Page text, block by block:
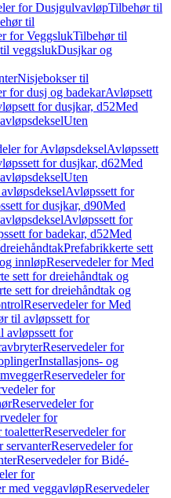
for DusjgulvavløpTilbehør til
til
for VeggslukTilbehør til
veggslukDusjkar og
Nisjebokser til
for dusj og badekarAvløpsett
for dusjkar, d52Med
Uten
for AvløpsdekselAvløpssett
for dusjkar, d62Med
Uten
Avløpssett for
for dusjkar, d90Med
Avløpssett for
for badekar, d52Med
Prefabrikkerte sett
innløpReservedeler for Med
sett for dreiehåndtak og
sett for dreiehåndtak og
Reservedeler for Med
til avløpssett for
avløpssett for
Reservedeler for
Installasjons- og
Reservedeler for
for
Reservedeler for
for
toaletterReservedeler for
servanterReservedeler for
Reservedeler for Bidé-
for
med veggavløpReservedeler